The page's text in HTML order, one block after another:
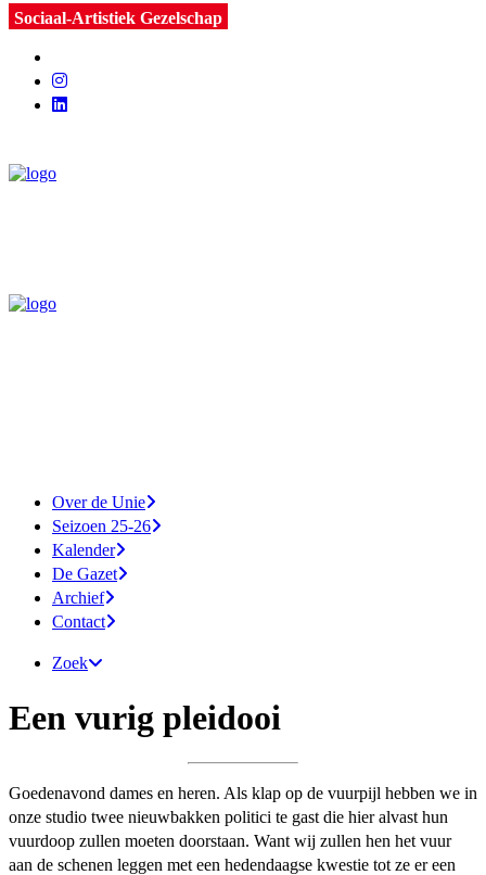
Sociaal-Artistiek Gezelschap
Over de Unie
Seizoen 25-26
Kalender
De Gazet
Archief
Contact
Zoek
Een vurig pleidooi
Goedenavond dames en heren. Als klap op de vuurpijl hebben we in
onze studio twee nieuwbakken politici te gast die hier alvast hun
vuurdoop zullen moeten doorstaan. Want wij zullen hen het vuur
aan de schenen leggen met een hedendaagse kwestie tot ze er een